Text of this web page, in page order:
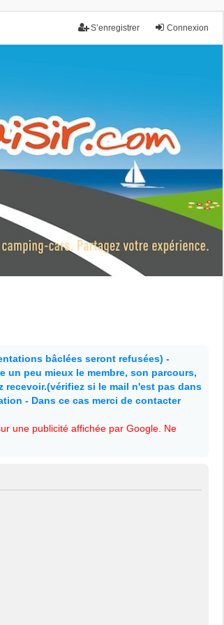
Connexion
S’enregistrer
bâclées seront refusées) -
un peu mieux le membre, son parcours,
si le mail n'est pas dans
- Dans ce cas merci de contacter
une publicité affichée par Google. Ne